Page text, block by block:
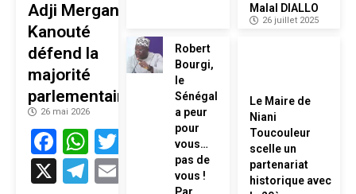
Adji Mergane
Kanouté
défend la
majorité
parlementaire
26 mai 2026
Facebook
WhatsApp
Twitter
X
Telegram
Email
Malal DIALLO
26 juillet 2025
Robert
Bourgi,
le
Sénégal
a peur
pour
vous…
pas de
vous !
Le Maire de
Niani
Toucouleur
scelle un
partenariat
historique avec